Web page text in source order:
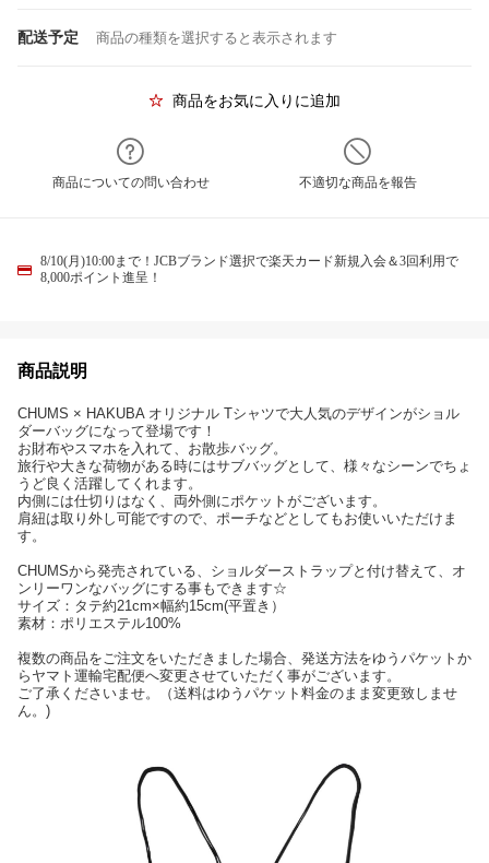
配送予定 商品の種類を選択すると表示されます
商品をお気に入りに追加
商品についての問い合わせ 不適切な商品を報告
8/10(月)10:00まで！JCBブランド選択で楽天カード新規入会＆3回利用で
8,000ポイント進呈！
商品説明
CHUMS × HAKUBA オリジナル Tシャツで大人気のデザインがショル
ダーバッグになって登場です！
お財布やスマホを入れて、お散歩バッグ。
旅行や大きな荷物がある時にはサブバッグとして、様々なシーンでちょ
うど良く活躍してくれます。
内側には仕切りはなく、両外側にポケットがございます。
肩紐は取り外し可能ですので、ポーチなどとしてもお使いいただけま
す。
CHUMSから発売されている、ショルダーストラップと付け替えて、オ
ンリーワンなバッグにする事もできます☆
サイズ：タテ約21cm×幅約15cm(平置き）
素材：ポリエステル100%
複数の商品をご注文をいただきました場合、発送方法をゆうパケットか
らヤマト運輸宅配便へ変更させていただく事がございます。
ご了承くださいませ。（送料はゆうパケット料金のまま変更致しませ
ん。)